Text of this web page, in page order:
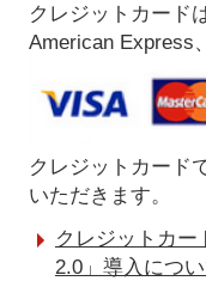
クレジットカード
American Express
クレジットカード
いただきます。
クレジットカー
2.0」導入につ